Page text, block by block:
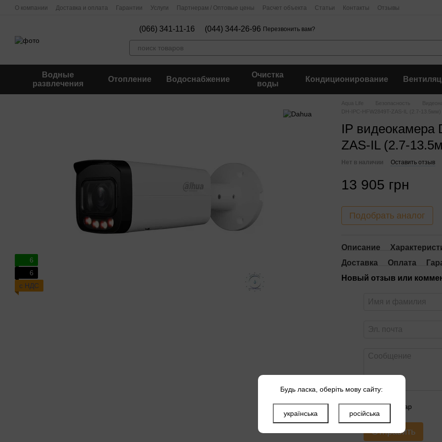
Перейти к основному контенту
О компании Доставка и оплата Гарантии Услуги Партнерам / Оптовые цены Расчет объекта Статьи Контакты Отзывы
(066) 341-11-16 (044) 344-26-96 Перезвонить вам?
Водные
развлечения
Отопление Водоснабжение
Очистка
воды
Кондиционирование
6
6
с НДС
Aqua Life Безопасность
DH-IPC-HFW2849T-ZAS-IL (2.7-
IP видеокамера
ZAS-IL (2.7-
Нет в наличии Оставить отзыв
13 905 грн
Подобрать аналог
Описание
Доставка
Оплата
Новый отзыв или
Оцените товар
Отправить
Будь ласка, оберіть мову сайту:
українська російська